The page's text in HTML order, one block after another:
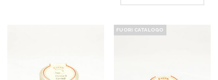
FUORI CATALOGO